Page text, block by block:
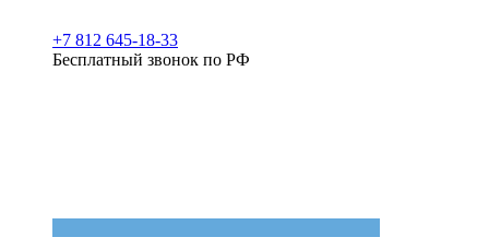
+7 812 645-18-33
Бесплатный звонок по РФ